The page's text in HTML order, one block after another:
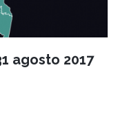
agosto 2017